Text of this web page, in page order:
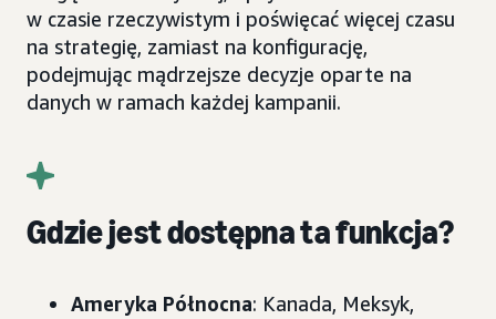
w czasie rzeczywistym i poświęcać więcej czasu
na strategię, zamiast na konfigurację,
podejmując mądrzejsze decyzje oparte na
danych w ramach każdej kampanii.
Gdzie jest dostępna ta funkcja?
Ameryka Północna: Kanada, Meksyk,